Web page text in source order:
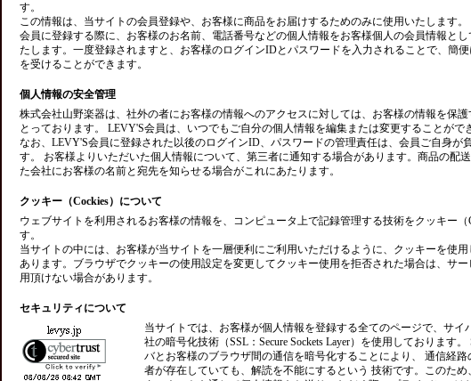
す。
この情報は、当サイトの会員登録や、お客様に商品をお届けするためのみに使用いたします
会員に登録する際に、お客様のお名前、電話番号などの個人情報をお客様個人の会員情報と
たします。一度登録されますと、お客様のログインIDとパスワードを入力されることで、簡
を受けることができます。
個人情報の安全管理
株式会社山野楽器は、社外の者にお客様の情報へのアクセスに対しては、お客様の情報を保
とっております。 LEVY'S会員は、いつでもご自分の個人情報を編集または変更することがで
なお、LEVY'S会員に登録された以後のログインID、パスワードの管理責任は、会員ご自身が
す。 お客様よりいただいた個人情報について、第三者に通知する場合があります。商品の配
た会社にお客様の名前と宛先を知らせる場合がこれにあたります。
クッキー（Cockies）について
ウェブサイトを利用されるお客様の情報を、コンピュータ上で記録管理する技術をクッキー（
す。
当サイトの中には、お客様が当サイトを一層便利にご利用いただけるように、クッキーを使
あります。ブラウザでクッキーの使用設定を変更してクッキー使用を拒否された場合は、サー
用頂けない場合があります。
セキュリティについて
当サイトでは、お客様が個人情報を登録する全てのページで、サイ
社の暗号化技術（SSL：Secure Sockets Layer）を使用しております。
バとお客様のブラウザ間の通信を暗号化することにより、 通信経路
者が存在していても、解読を不能にするという 技術です。このため